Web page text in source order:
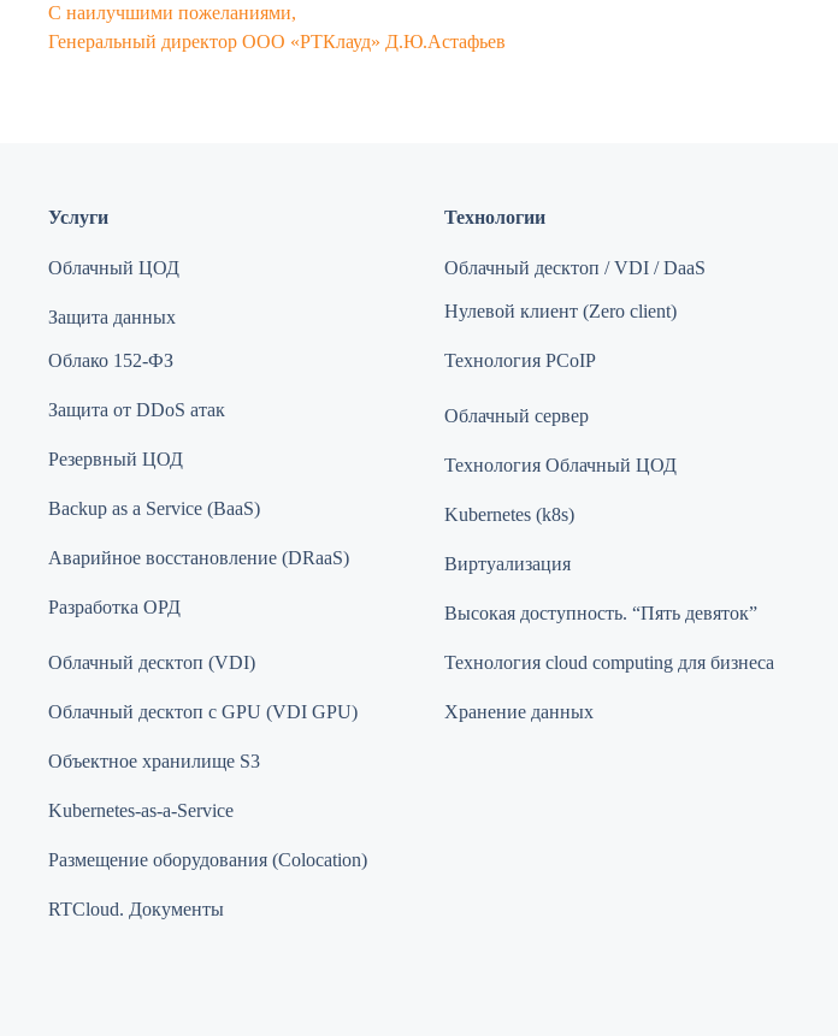
С наилучшими пожеланиями,
Генеральный директор ООО «РТКлауд» Д.Ю.Астафьев
Услуги
Облачный ЦОД
Защита данных
Облако 152-ФЗ
Защита от DDoS атак
Резервный ЦОД
Backup as a Service (BaaS)
Аварийное восстановление (DRaaS)
Разработка ОРД
Облачный десктоп (VDI)
Облачный десктоп с GPU (VDI GPU)
Объектное хранилище S3
Kubernetes-as-a-Service
Размещение оборудования (Colocation)
RTCloud. Документы
Технологии
Облачный десктоп / VDI / DaaS
Нулевой клиент (Zero client)
Технология PCoIP
Облачный сервер
Технология Облачный ЦОД
Kubernetes (k8s)
Виртуализация
Высокая доступность. “Пять девяток”
Технология cloud computing для бизнеса
Хранение данных